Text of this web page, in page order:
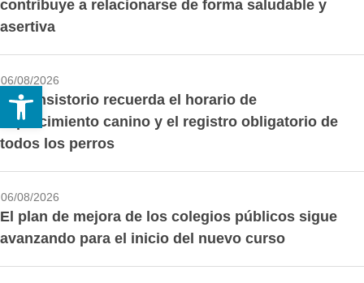
Abrir barra de herramientas
contribuye a relacionarse de forma saludable y
asertiva
06/08/2026
El Consistorio recuerda el horario de
esparcimiento canino y el registro obligatorio de
todos los perros
06/08/2026
El plan de mejora de los colegios públicos sigue
avanzando para el inicio del nuevo curso